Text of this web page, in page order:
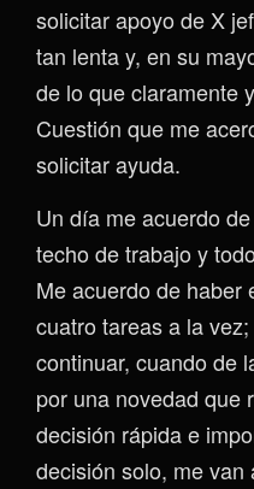
solicitar apoyo de X
tan lenta y, en su
de lo que claramente
Cuestión que me
solicitar ayuda.
Un día me acuerdo
techo de trabajo y
Me acuerdo de haber
cuatro tareas a la
continuar, cuando de
por una novedad que
decisión rápida e
decisión solo, me